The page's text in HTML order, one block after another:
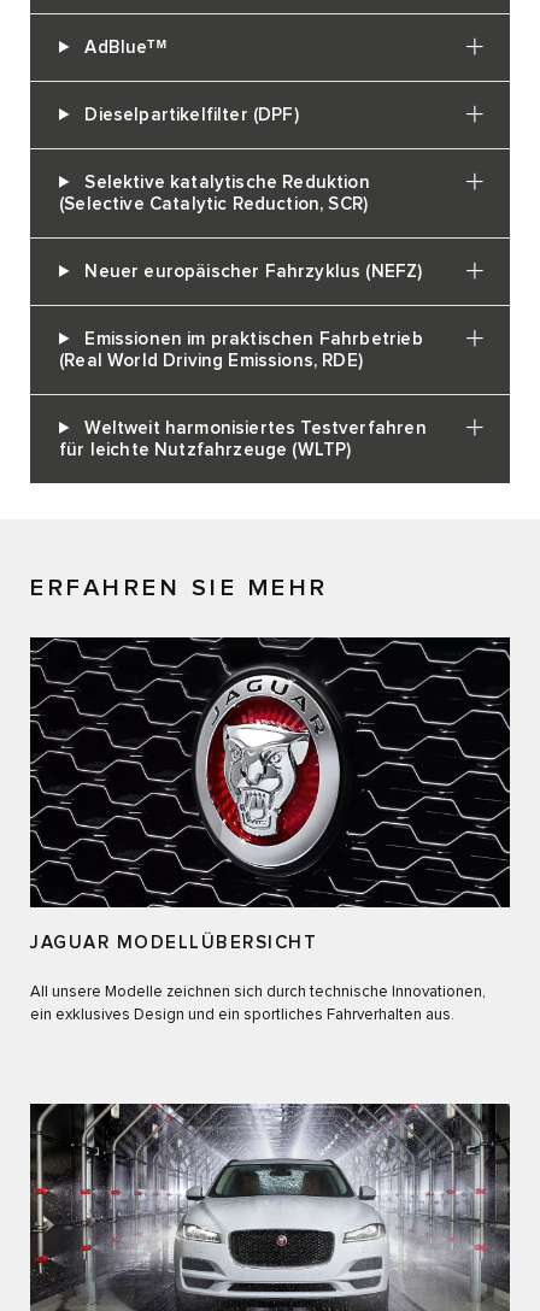
AdBlueᵀᴹ
Dieselpartikelfilter (DPF)
Selektive katalytische Reduktion
(Selective Catalytic Reduction, SCR)
Neuer europäischer Fahrzyklus (NEFZ)
Emissionen im praktischen Fahrbetrieb
(Real World Driving Emissions, RDE)
Weltweit harmonisiertes Testverfahren
für leichte Nutzfahrzeuge (WLTP)
ERFAHREN SIE MEHR
JAGUAR MODELLÜBERSICHT
All unsere Modelle zeichnen sich durch technische Innovationen,
ein exklusives Design und ein sportliches Fahrverhalten aus.